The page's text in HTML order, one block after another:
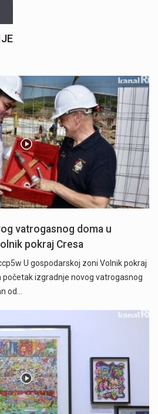
vatrogasnog doma u
pokraj Cresa
U gospodarskoj zoni Volnik pokraj
početak izgradnje novog vatrogasnog
od…